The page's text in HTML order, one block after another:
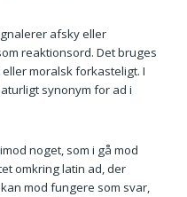
afsky eller
reaktionsord. Det bruges
moralsk forkasteligt. I
synonym for ad i
noget, som i gå mod
omkring latin ad, der
mod fungere som svar,